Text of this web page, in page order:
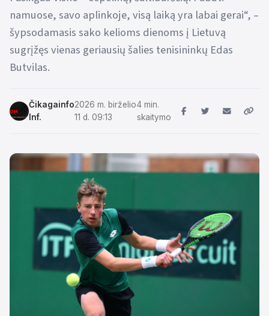
namuose, savo aplinkoje, visą laiką yra labai gerai“, –
šypsodamasis sako kelioms dienoms į Lietuvą
sugrįžęs vienas geriausių šalies tenisininkų Edas
Butvilas.
Čikagainfo
Inf.
2026 m. birželio
11 d. 09:13
4 min.
skaitymo